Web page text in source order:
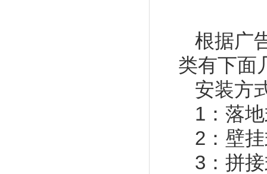
根据广
类有下面
安装方
1：落
2：壁
3：拼